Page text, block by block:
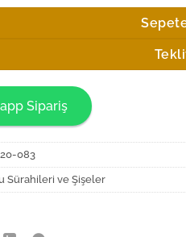
Sipariş
083
Sürahileri ve Şişeler